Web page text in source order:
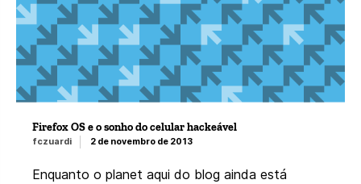
Firefox OS e o sonho do celular hackeável
fczuardi 2 de novembro de 2013
Enquanto o planet aqui do blog ainda está